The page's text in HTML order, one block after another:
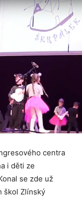
centra
i děti ze
se zde už
škol Zlínský